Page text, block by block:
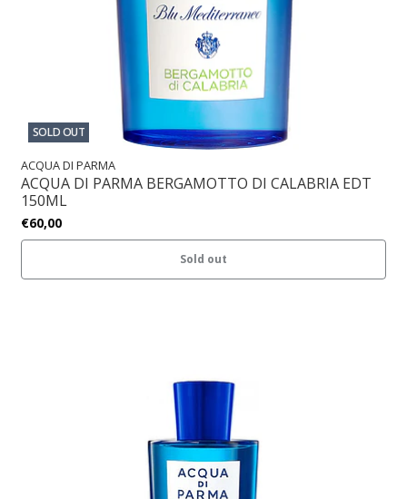
SOLD OUT
ACQUA DI PARMA
ACQUA DI PARMA BERGAMOTTO DI CALABRIA EDT
150ML
€60,00
Sold out